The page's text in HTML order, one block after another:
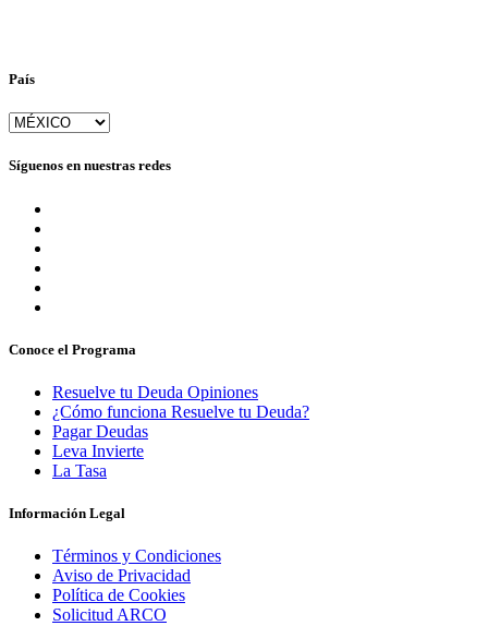
País
Síguenos en nuestras redes
Conoce el Programa
Resuelve tu Deuda Opiniones
¿Cómo funciona Resuelve tu Deuda?
Pagar Deudas
Leva Invierte
La Tasa
Información Legal
Términos y Condiciones
Aviso de Privacidad
Política de Cookies
Solicitud ARCO